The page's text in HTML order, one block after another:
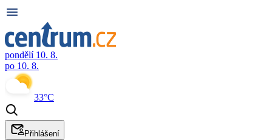
pondělí 10. 8.
po 10. 8.
33°C
Přihlášení